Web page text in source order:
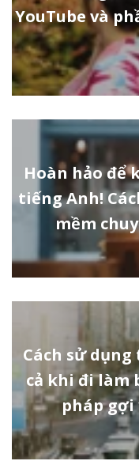
YouTube và
Hoàn hảo để
tiếng Anh!
mềm
Cách sử
cả khi đi làm
pháp gợi